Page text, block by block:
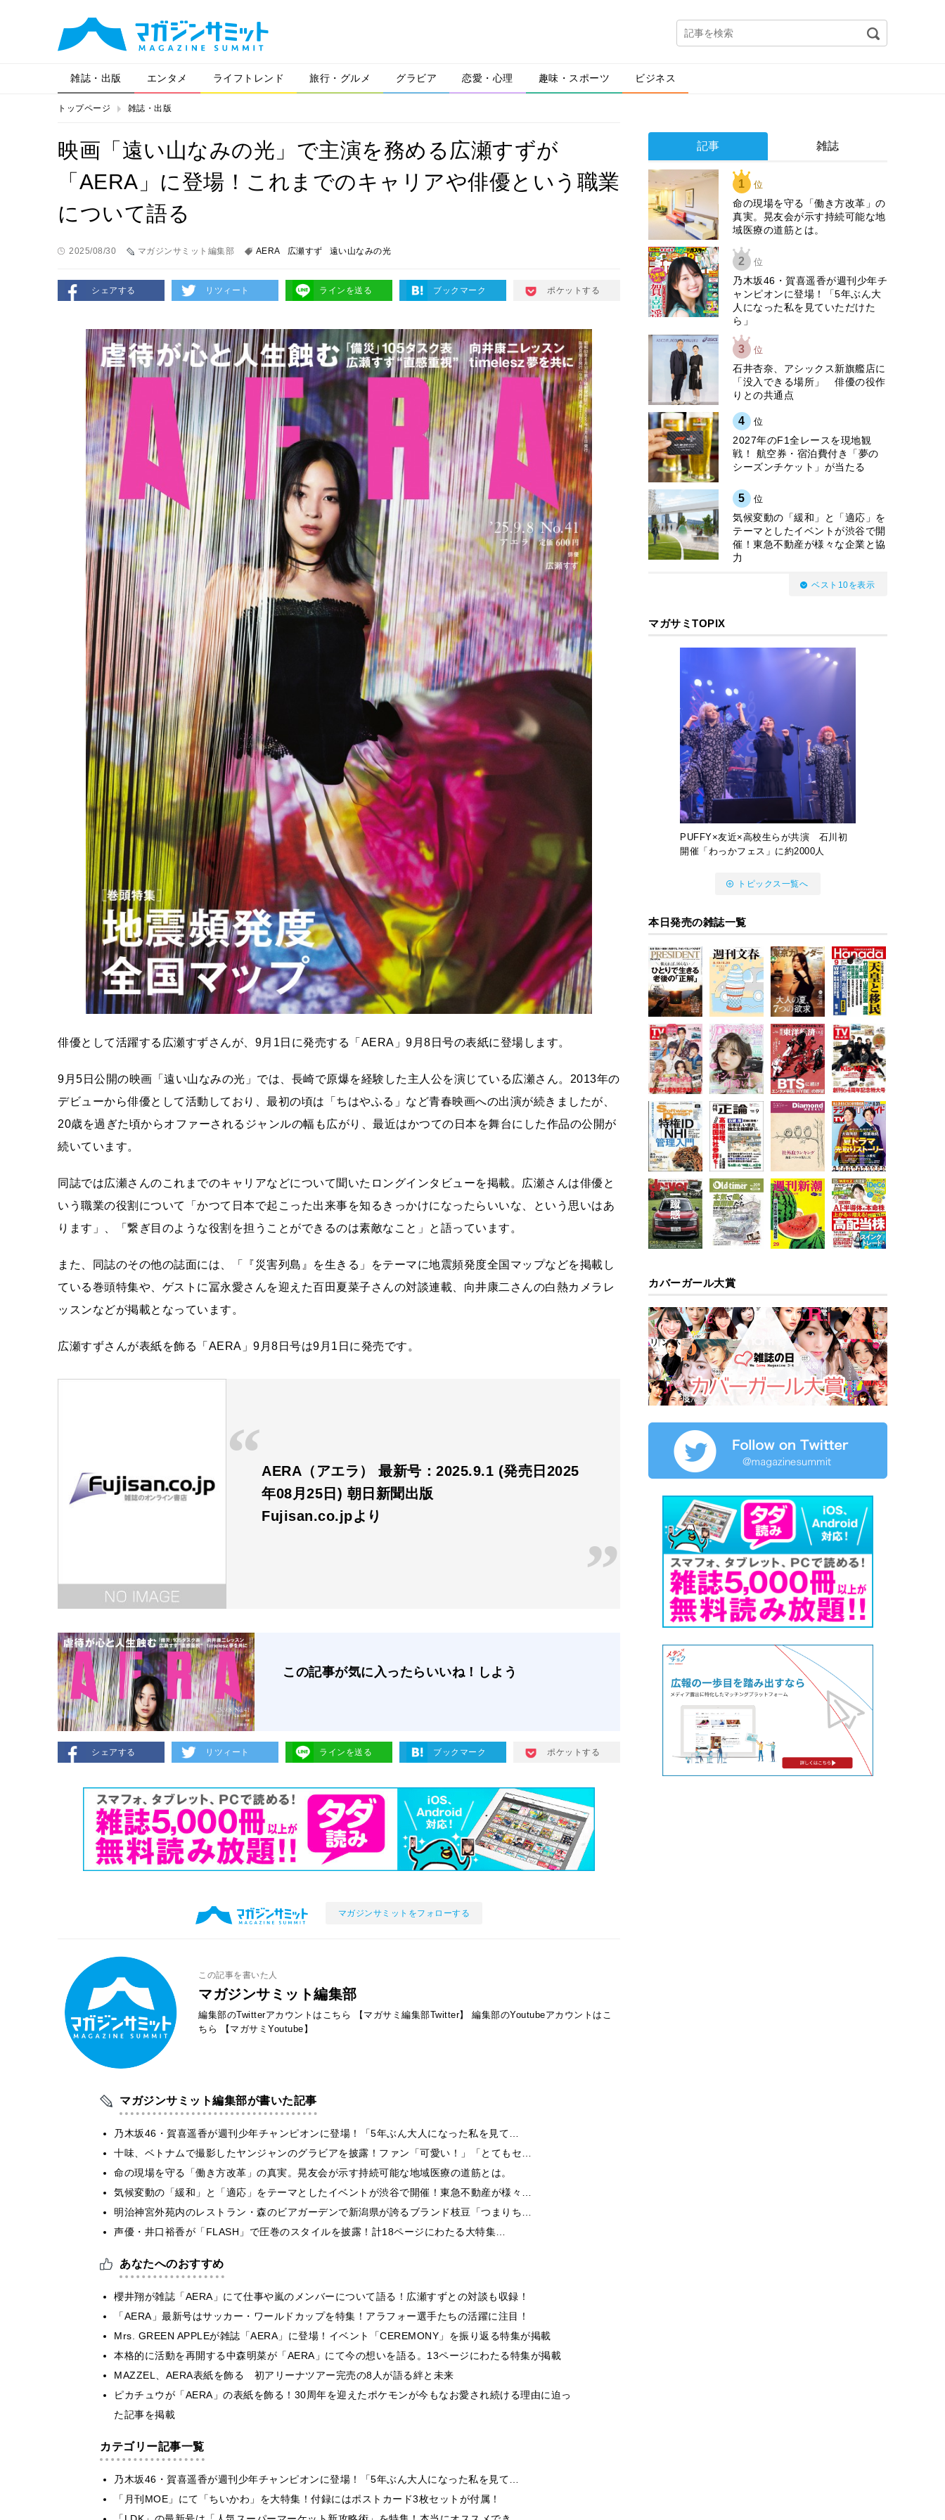
雑誌・出版 エンタメ ライフトレンド 旅行・グルメ グラビア 恋愛・心理 趣味・スポーツ ビジネス
トップページ 雑誌・出版
映画「遠い山なみの光」で主演を務める広瀬すずが
「AERA」に登場！これまでのキャリアや俳優という職業
について語る
2025/08/30 マガジンサミット編集部 AERA 広瀬すず 遠い山なみの光
シェアする リツィート ラインを送る ブックマーク ポケットする
俳優として活躍する広瀬すずさんが、9月1日に発売する「AERA」9月8日号の表紙に登場します。
9月5日公開の映画「遠い山なみの光」では、長崎で原爆を経験した主人公を演じている広瀬さん。2013年の
デビューから俳優として活動しており、最初の頃は「ちはやふる」など青春映画への出演が続きましたが、
20歳を過ぎた頃からオファーされるジャンルの幅も広がり、最近はかつての日本を舞台にした作品の公開が
続いています。
同誌では広瀬さんのこれまでのキャリアなどについて聞いたロングインタビューを掲載。広瀬さんは俳優と
いう職業の役割について「かつて日本で起こった出来事を知るきっかけになったらいいな、という思いはあ
ります」、「繋ぎ目のような役割を担うことができるのは素敵なこと」と語っています。
また、同誌のその他の誌面には、「『災害列島』を生きる」をテーマに地震頻発度全国マップなどを掲載し
ている巻頭特集や、ゲストに冨永愛さんを迎えた百田夏菜子さんの対談連載、向井康二さんの白熱カメラレ
ッスンなどが掲載となっています。
広瀬すずさんが表紙を飾る「AERA」9月8日号は9月1日に発売です。
AERA（アエラ） 最新号：2025.9.1 (発売日2025
年08月25日) 朝日新聞出版
Fujisan.co.jpより
この記事が気に入ったらいいね！しよう
シェアする リツィート ラインを送る ブックマーク ポケットする
マガジンサミットをフォローする
この記事を書いた人
マガジンサミット編集部
編集部のTwitterアカウントはこちら 【マガサミ編集部Twitter】
編集部のYoutubeアカウントはこ
ちら
【マガサミYoutube】
マガジンサミット編集部が書いた記事
乃木坂46・賀喜遥香が週刊少年チャンピオンに登場！「5年ぶん大人になった私を見て…
十味、ベトナムで撮影したヤンジャンのグラビアを披露！ファン「可愛い！」「とてもセ…
​命の現場を守る「働き方改革」の真実。晃友会が示す持続可能な地域医療の道筋とは。
気候変動の「緩和」と「適応」をテーマとしたイベントが渋谷で開催！東急不動産が様々…
明治神宮外苑内のレストラン・森のビアガーデンで新潟県が誇るブランド枝豆「つまりち…
声優・井口裕香が「FLASH」で圧巻のスタイルを披露！計18ページにわたる大特集…
あなたへのおすすめ
櫻井翔が雑誌「AERA」にて仕事や嵐のメンバーについて語る！広瀬すずとの対談も収録！
「AERA」最新号はサッカー・ワールドカップを特集！アラフォー選手たちの活躍に注目！
Mrs. GREEN APPLEが雑誌「AERA」に登場！イベント「CEREMONY」を振り返る特集が掲載
本格的に活動を再開する中森明菜が「AERA」にて今の想いを語る。13ページにわたる特集が掲載
MAZZEL、AERA表紙を飾る 初アリーナツアー完売の8人が語る絆と未来
ピカチュウが「AERA」の表紙を飾る！30周年を迎えたポケモンが今もなお愛され続ける理由に迫っ
た記事を掲載
カテゴリー記事一覧
乃木坂46・賀喜遥香が週刊少年チャンピオンに登場！「5年ぶん大人になった私を見て…
「月刊MOE」にて「ちいかわ」を大特集！付録にはポストカード3枚セットが付属！
記事 雑誌
1 位
​命の現場を守る「働き方改革」の
真実。晃友会が示す持続可能な地
域医療の道筋とは。
2 位
乃木坂46・賀喜遥香が週刊少年チ
ャンピオンに登場！「5年ぶん大
人になった私を見ていただけた
ら」
3 位
石井杏奈、アシックス新旗艦店に
「没入できる場所」 俳優の役作
りとの共通点
4 位
2027年のF1全レースを現地観
戦！ 航空券・宿泊費付き「夢の
シーズンチケット」が当たる
5 位
気候変動の「緩和」と「適応」を
テーマとしたイベントが渋谷で開
催！東急不動産が様々な企業と協
力
ベスト10を表示
マガサミTOPIX
PUFFY×友近×高校生らが共演 石川初
開催「わっかフェス」に約2000人
トピックス一覧へ
本日発売の雑誌一覧
カバーガール大賞